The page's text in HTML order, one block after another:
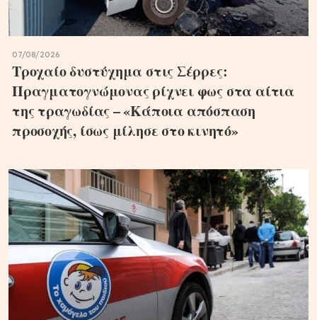
07/08/2026
Τροχαίο δυστύχημα στις Σέρρες:
Πραγματογνώμονας ρίχνει φως στα αίτια
της τραγωδίας – «Κάποια απόσπαση
προσοχής, ίσως μίλησε στο κινητό»